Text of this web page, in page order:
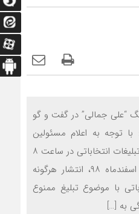
“علی جمالی” در گفت و گو
با توجه به اعلام مسئولین
ذیربط مبنی بر پایان مهلت تبلیغات انتخاباتی در ساعت ۸
صبح امروز پنج شنبه یکم اسفندماه ۹۸، انتشار هرگونه
با موضوع تبلیغ ممنوع
به […]